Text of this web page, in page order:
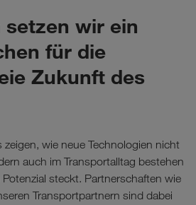
setzen wir ein
für die
Zukunft des
wie neue Technologien nicht
auch im Transportalltag bestehen
steckt. Partnerschaften wie
Transportpartnern sind dabei